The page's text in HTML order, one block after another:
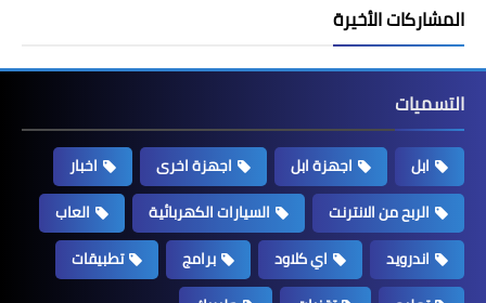
المشاركات الأخيرة
التسميات
ابل اجهزة ابل اجهزة اخرى
اخبار
الربح من الانترنت
السيارات الكهربائية
العاب
اندرويد
اي كلاود برامج
تطبيقات